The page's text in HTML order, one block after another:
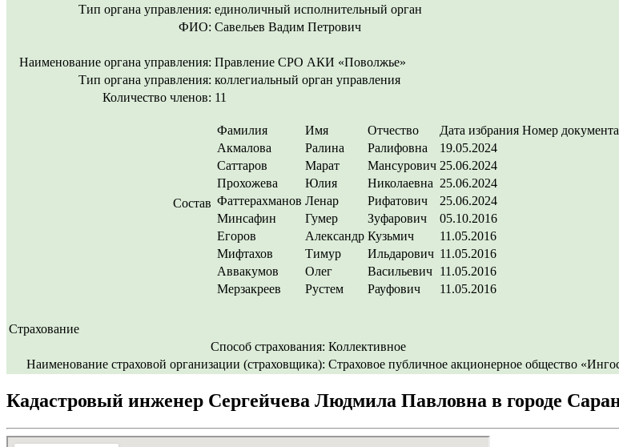
Тип органа управления: единоличный исполнительный орган
ФИО: Савельев Вадим Петрович
Наименование органа управления: Правление СРО АКИ «Поволжье»
Тип органа управления: коллегиальный орган управления
Количество членов: 11
Состав
Фамилия Имя Отчество Дата избрания Номер
Акмалова
Ралина Ралифовна
19.05.2024
Саттаров
Марат Мансурович 25.06.2024
Прохожева
Юлия Николаевна 25.06.2024
Фаттерахманов Ленар Рифатович
25.06.2024
Минсафин
Гумер Зуфарович
05.10.2016
Егоров
Александр Кузьмич
11.05.2016
Мифтахов
Тимур Ильдарович 11.05.2016
Аввакумов
Олег Васильевич 11.05.2016
Мерзакреев
Рустем Рауфович 11.05.2016
Страхование
Способ страхования: Коллективное
Наименование страховой организации (страховщика): Страховое публичное акционерное общество
Кадастровый инженер Сергейчева Людмила Павловна в городе